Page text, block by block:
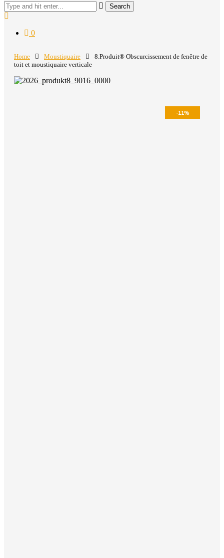
Search
0
Home Moustiquaire
8.Produit®️ Obscurcissement de fenêtre de
toit et moustiquaire verticale
-11%